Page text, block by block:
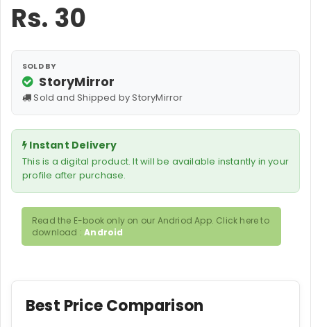
Rs. 30
SOLD BY
StoryMirror
Sold and Shipped by StoryMirror
Instant Delivery
This is a digital product. It will be available instantly in your
profile after purchase.
Read the E-book only on our Andriod App. Click here to
download :Android
Best Price Comparison